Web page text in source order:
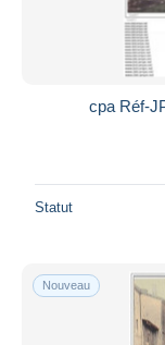
cpa Réf-
Statut
Nouveau